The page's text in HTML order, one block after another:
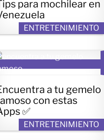
para mochilear en
ENTRETENIMIENTO
a tu gemelo
con estas
✅
ENTRETENIMIENTO